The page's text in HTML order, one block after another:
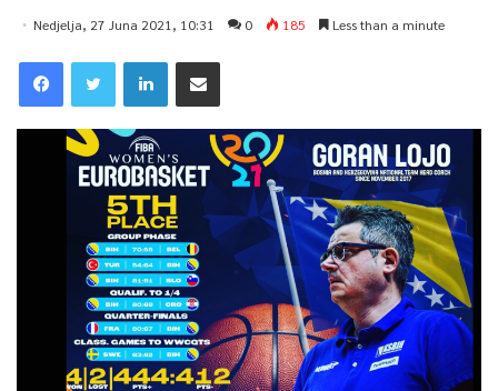
Nedjelja, 27 Juna 2021, 10:31 0 185 Less than a minute